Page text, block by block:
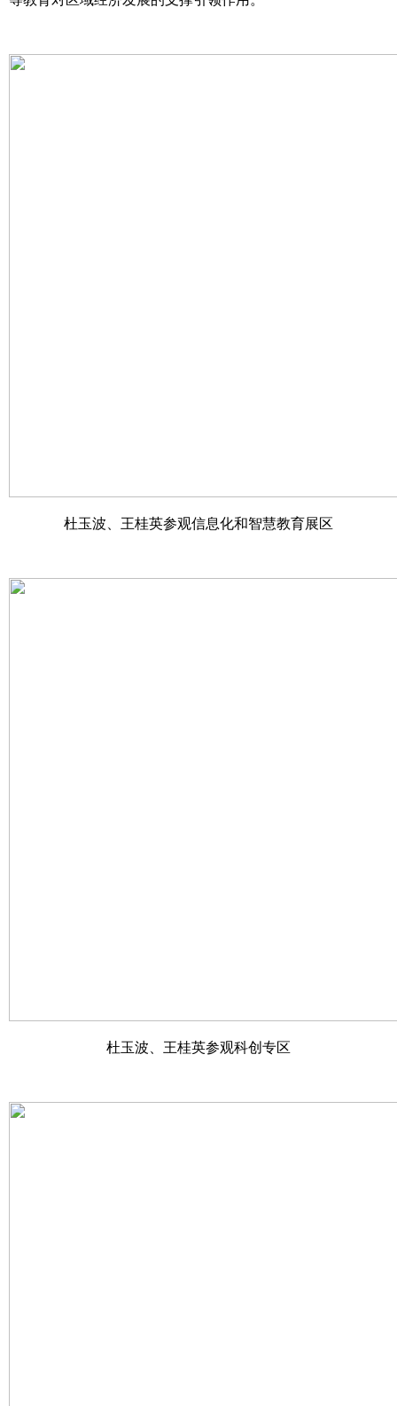
杜玉波、王桂英参观信息化和智慧教育展区
杜玉波、王桂英参观科创专区